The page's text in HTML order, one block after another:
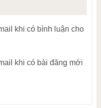
khi có bình luận cho
khi có bài đăng mới